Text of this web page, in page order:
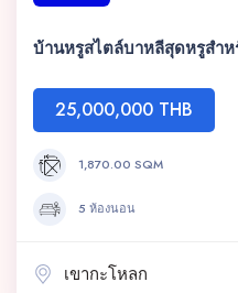
บ้านหรูสไตล์บาหลีสุดหรูสำห
25,000,000 THB
1,870.00 SQM
5 ห้องนอน
เขากะโหลก